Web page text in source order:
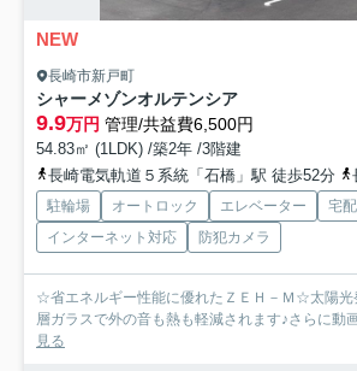
NEW
長崎市新戸町
シャーメゾンオルテンシア
9.9万円 管理/共益費6,500円
54.83㎡ (1LDK) /築2年 /3階建
長崎電気軌道５系統「石橋」駅 徒歩52分
駐輪場 オートロック エレベーター
宅
インターネット対応
防犯カメラ
☆省エネルギー性能に優れたＺＥＨ－Ｍ☆太陽光
層ガラスで外の音も熱も軽減されます♪さらに動
見る